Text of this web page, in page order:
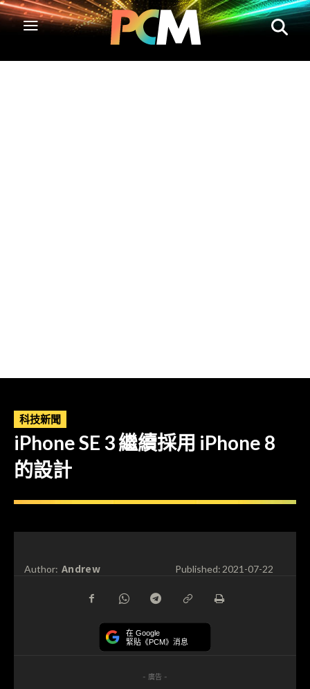
科技新聞
iPhone SE 3 繼續採用 iPhone 8
的設計
Author: Andrew Published:2021-07-22
在 Google
緊貼《PCM》消息
- 廣告 -